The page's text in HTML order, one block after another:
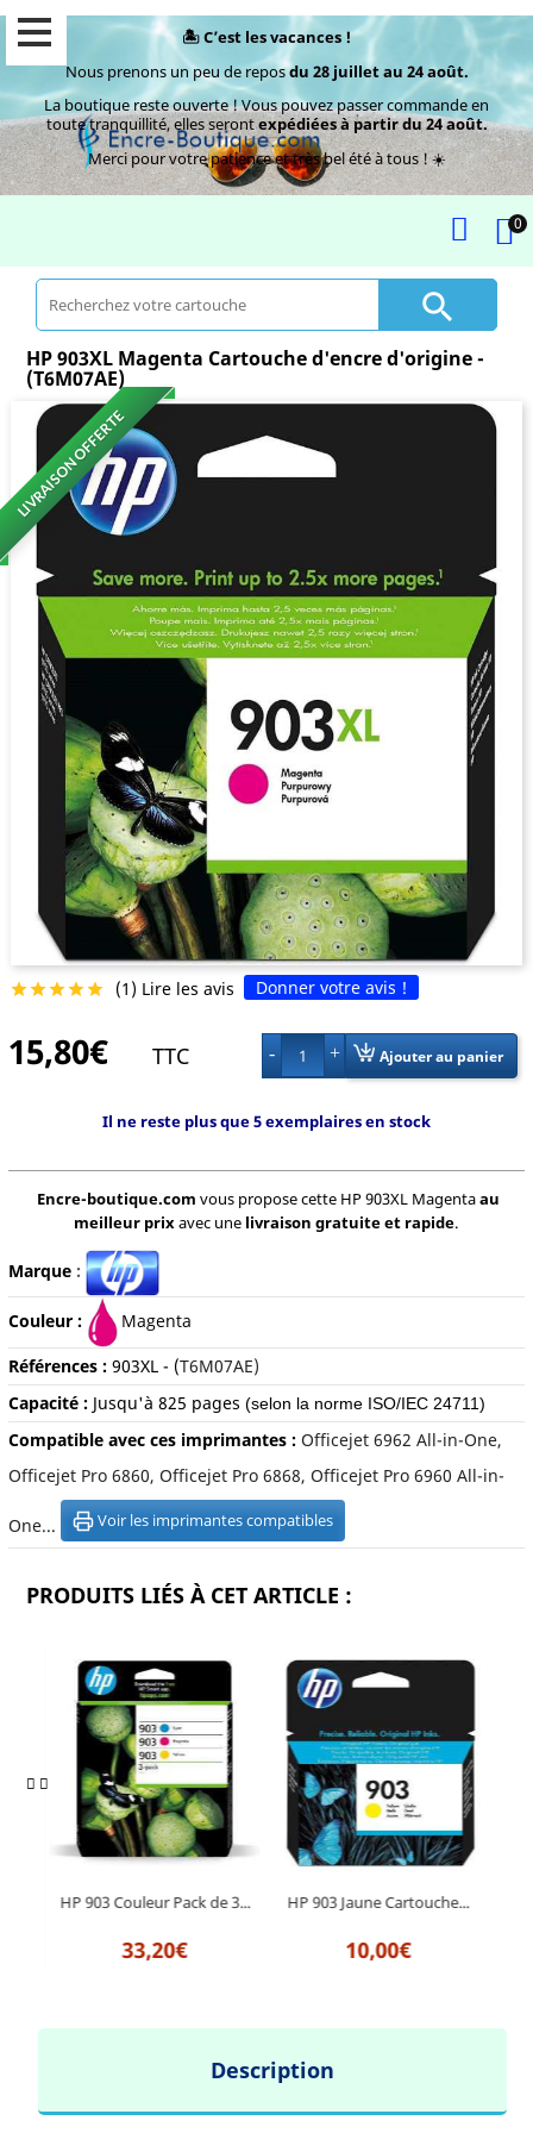
🏝️ C’est les vacances !
Nous prenons un peu de reposdu 28 juillet au 24 août.
La boutique reste ouverte ! Vous pouvez passer commande en
toute tranquillité, elles serontexpédiées à partir du 24 août.
Merci pour votre patience et très bel été à tous ! ☀️
0

HP 903XL Magenta Cartouche d'encre d'origine -
(T6M07AE)
LIVRAISON OFFERTE
 (1) Lire les avis Donner votre avis !
15,80€ TTC 1 Ajouter au panier
Il ne reste plus que 5 exemplaires en stock
Encre-boutique.com vous propose cette HP 903XL Magentaau
meilleur prixavec une livraison gratuite et rapide.
Marque:
Couleur : Magenta
Références : 903XL- (T6M07AE)
Capacité : Jusqu'à 825 pages (selon la norme ISO/IEC 24711)
Compatible avec ces imprimantes : Officejet 6962 All-in-One,
Officejet Pro 6860, Officejet Pro 6868, Officejet Pro 6960 All-in-
One... Voir les imprimantes compatibles
PRODUITS LIÉS À CET ARTICLE :
HP 903 Couleur Pack de 3...
33,20€
HP 903 Jaune Cartouche...
10,00€
Description